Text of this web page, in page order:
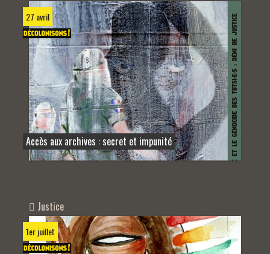
27 avril
Accès aux archives : secret et impunité
Justice
1er juillet